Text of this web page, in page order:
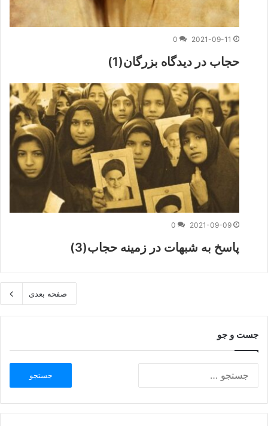
2021-09-11
0
حجاب در ديدگاه بزرگان(1)
2021-09-09
0
پاسخ به شبهات در زمینه حجاب(3)
صفحه بعدی
جست و جو